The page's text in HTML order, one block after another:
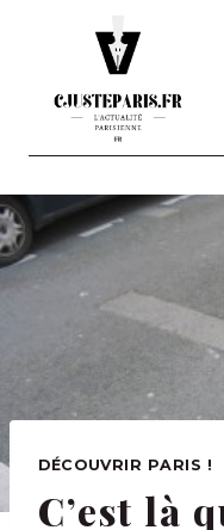
DÉCOUVRIR PARIS !
C’est là